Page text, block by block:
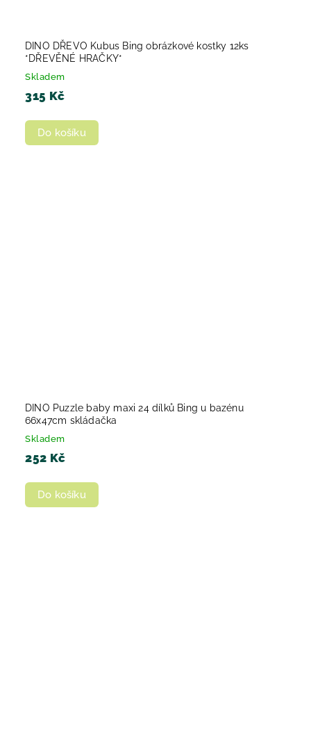
DINO DŘEVO Kubus Bing obrázkové kostky 12ks
*DŘEVĚNÉ HRAČKY*
Skladem
315 Kč
Do košíku
DINO Puzzle baby maxi 24 dílků Bing u bazénu
66x47cm skládačka
Skladem
252 Kč
Do košíku